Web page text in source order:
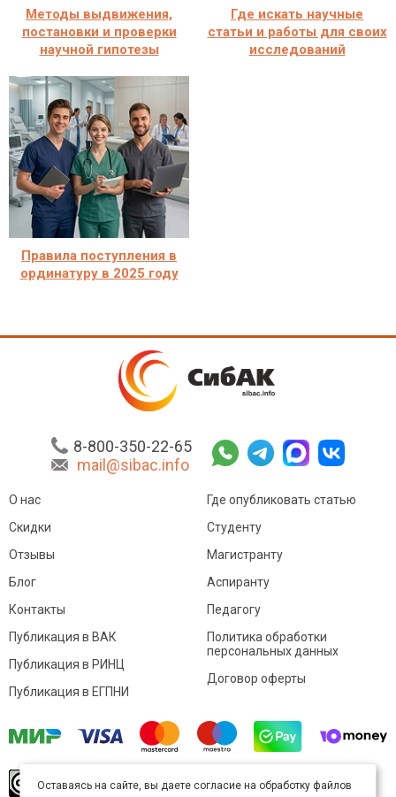
Методы выдвижения,
постановки и проверки
научной гипотезы
Где искать научные
статьи и работы для своих
исследований
Правила поступления в
ординатуру в 2025 году
8-800-350-22-65
mail@sibac.info
О нас
Скидки
Отзывы
Блог
Контакты
Где опубликовать статью
Студенту
Магистранту
Аспиранту
Педагогу
Публикация в ВАК
Публикация в РИНЦ
Публикация в ЕГПНИ
Политика обработки
персональных данных
Договор оферты
произведение доступно полицензии Creative
Оставаясь на сайте, вы даете согласие на обработку файлов